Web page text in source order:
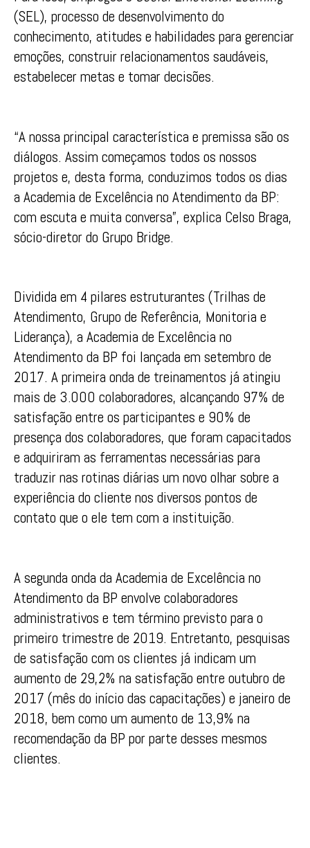
(SEL), processo de desenvolvimento do
conhecimento, atitudes e habilidades para gerenciar
emoções, construir relacionamentos saudáveis,
estabelecer metas e tomar decisões.
“A nossa principal característica e premissa são os
diálogos. Assim começamos todos os nossos
projetos e, desta forma, conduzimos todos os dias
a Academia de Excelência no Atendimento da BP:
com escuta e muita conversa”, explica Celso Braga,
sócio-diretor do Grupo Bridge.
Dividida em 4 pilares estruturantes (Trilhas de
Atendimento, Grupo de Referência, Monitoria e
Liderança), a Academia de Excelência no
Atendimento da BP foi lançada em setembro de
2017. A primeira onda de treinamentos já atingiu
mais de 3.000 colaboradores, alcançando 97% de
satisfação entre os participantes e 90% de
presença dos colaboradores, que foram capacitados
e adquiriram as ferramentas necessárias para
traduzir nas rotinas diárias um novo olhar sobre a
experiência do cliente nos diversos pontos de
contato que o ele tem com a instituição.
A segunda onda da Academia de Excelência no
Atendimento da BP envolve colaboradores
administrativos e tem término previsto para o
primeiro trimestre de 2019. Entretanto, pesquisas
de satisfação com os clientes já indicam um
aumento de 29,2% na satisfação entre outubro de
2017 (mês do início das capacitações) e janeiro de
2018, bem como um aumento de 13,9% na
recomendação da BP por parte desses mesmos
clientes.